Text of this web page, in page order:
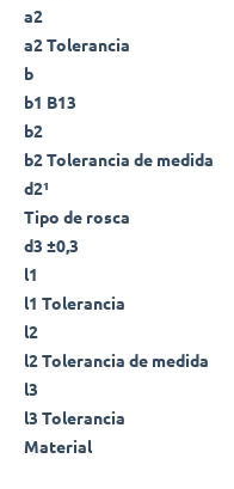
a2
a2 Tolerancia
b
b1 B13
b2
b2 Tolerancia de medida
d2¹
Tipo de rosca
d3 ±0,3
l1
l1 Tolerancia
l2
l2 Tolerancia de medida
l3
l3 Tolerancia
Material